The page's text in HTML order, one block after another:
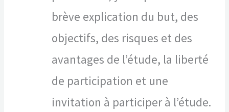
brève explication du but, des
objectifs, des risques et des
avantages de l’étude, la liberté
de participation et une
invitation à participer à l’étude.